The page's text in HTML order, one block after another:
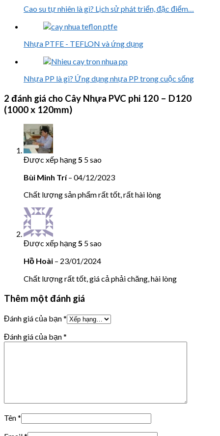
Cao su tự nhiên là gì? Lịch sử phát triển, đặc điểm…
Nhựa PTFE - TEFLON và ứng dụng
Nhựa PP là gì? Ứng dụng nhựa PP trong cuộc sống
2 đánh giá cho Cây Nhựa PVC phi 120 – D120
(1000 x 120mm)
Được xếp hạng5 5 sao
Bùi Minh Trí– 04/12/2023
Chất lượng sản phẩm rất tốt, rất hài lòng
Được xếp hạng5 5 sao
Hồ Hoài – 23/01/2024
Chất lượng rất tốt, giá cả phải chăng, hài lòng
Thêm một đánh giá
Đánh giá của bạn*
Đánh giá của bạn*
Tên*